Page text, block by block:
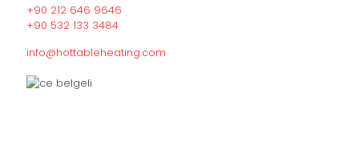
+90 212 646 9646
+90 532 133 3484
info@hottableheating.com